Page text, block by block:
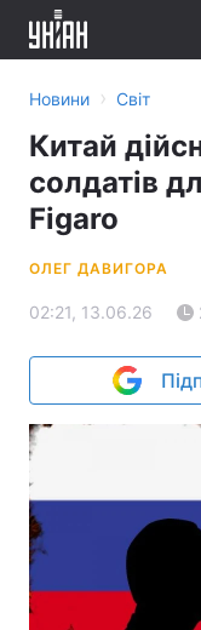
Новини › Світ
Китай
солдатів
Figaro
ОЛЕГ ДАВИГОРА
02:21, 13.06.26